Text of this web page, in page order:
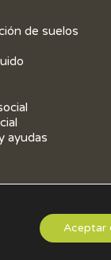
de suelos
ayudas
DE COOKIES
Aceptar